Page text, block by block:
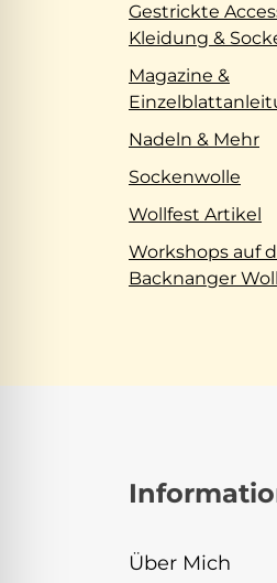
Gestrickte
Kleidung &
Magazine &
Nadeln & Mehr
Sockenwolle
Wollfest Artikel
Workshops auf
Backnanger
Über Mich